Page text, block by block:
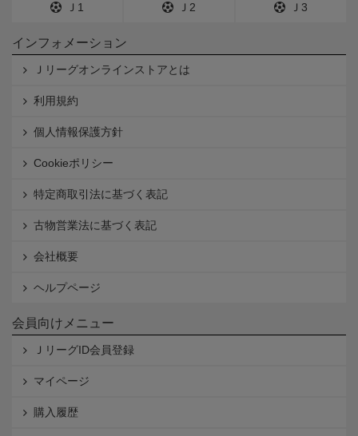
Ｊ1 Ｊ2 Ｊ3
インフォメーション
Ｊリーグオンラインストアとは
利用規約
個人情報保護方針
Cookieポリシー
特定商取引法に基づく表記
古物営業法に基づく表記
会社概要
ヘルプページ
会員向けメニュー
ＪリーグID会員登録
マイページ
購入履歴